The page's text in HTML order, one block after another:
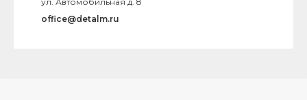
office@detalm.ru